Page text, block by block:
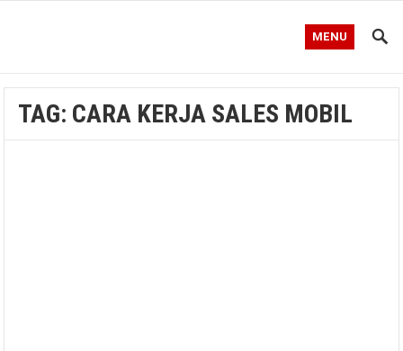
MENU
TAG: CARA KERJA SALES MOBIL